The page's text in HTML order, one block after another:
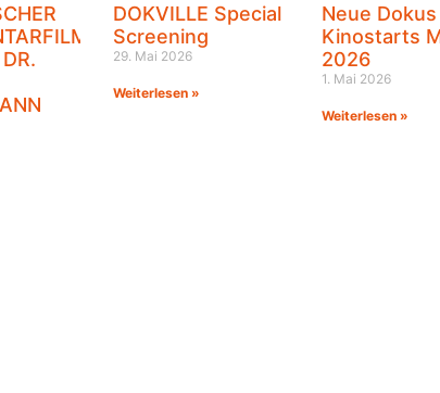
DOKVILLE Special
Screening
29. Mai 2026
Weiterlesen »
Neue Dokus
Kinostarts
2026
1. Mai 2026
Weiterlesen »